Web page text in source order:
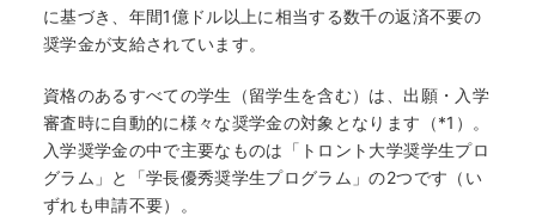
に基づき、年間1億ドル以上に相当する数千の返済不要の
奨学金が支給されています。
資格のあるすべての学生（留学生を含む）は、出願・入学
審査時に自動的に様々な奨学金の対象となります（*1）。
入学奨学金の中で主要なものは「トロント大学奨学生プロ
グラム」と「学長優秀奨学生プログラム」の2つです（い
ずれも申請不要）。